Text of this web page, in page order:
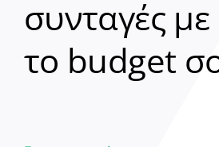
συνταγές
το budget